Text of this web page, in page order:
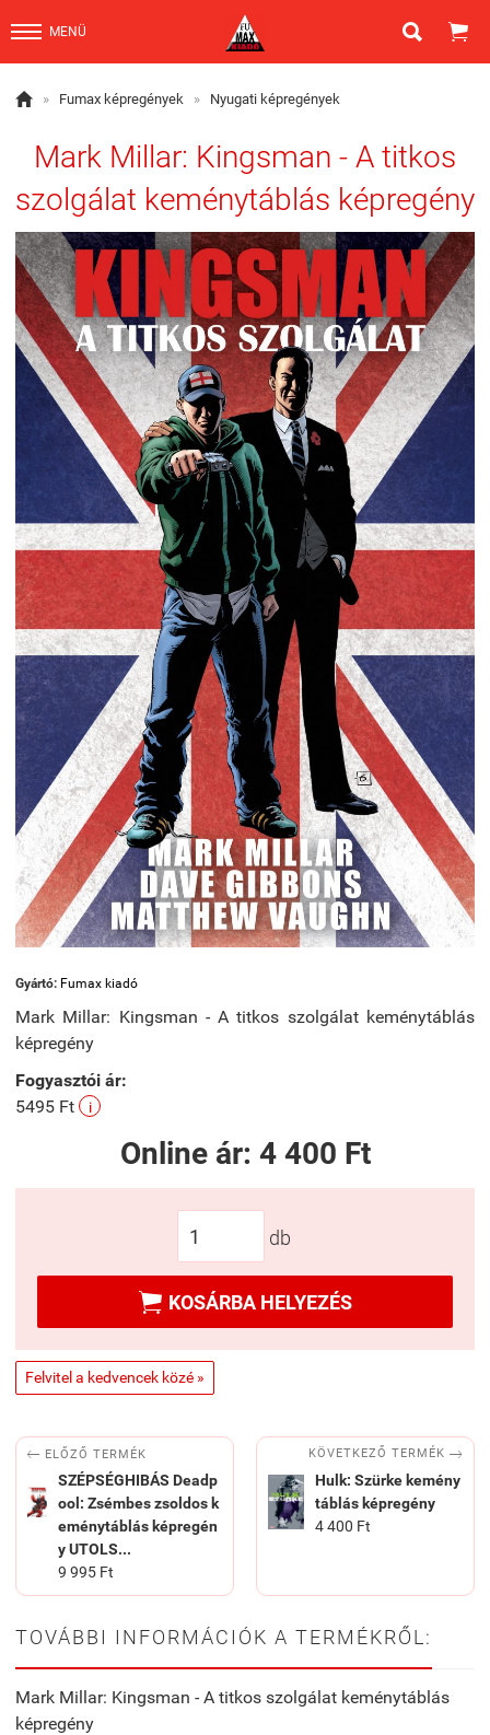
MENÜ  
 » Fumax képregények » Nyugati képregények
Mark Millar: Kingsman - A titkos
szolgálat keménytáblás képregény
Gyártó: Fumax kiadó
Mark Millar: Kingsman - A titkos szolgálat keménytáblás
képregény
Fogyasztói ár:
5495 Ft
i
Online ár: 4 400 Ft
db
 KOSÁRBA HELYEZÉS
Felvitel a kedvencek közé »
 ELŐZŐ TERMÉK
SZÉPSÉGHIBÁS Deadp
ool: Zsémbes zsoldos k
eménytáblás képregén
y UTOLS...
9 995 Ft
KÖVETKEZŐ TERMÉK 
Hulk: Szürke kemény
táblás képregény
4 400 Ft
TOVÁBBI INFORMÁCIÓK A TERMÉKRŐL:
Mark Millar: Kingsman - A titkos szolgálat keménytáblás
képregény